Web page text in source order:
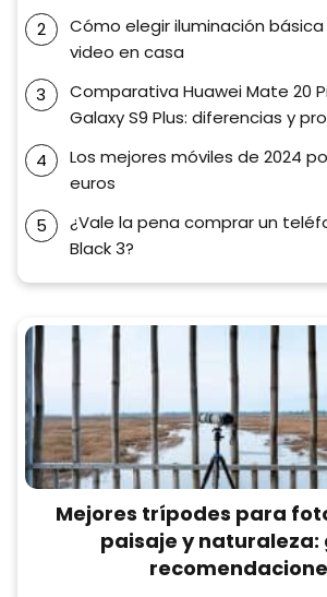
Cómo elegir iluminación
video en casa
Comparativa Huawei Mate 20
Galaxy S9 Plus: diferencias y
Los mejores móviles de 2024
euros
¿Vale la pena comprar un
Black 3?
Mejores trípodes para
paisaje y naturaleza: